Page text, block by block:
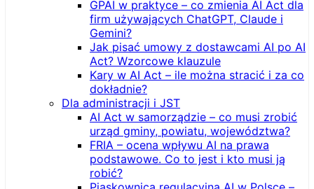
GPAI w praktyce – co zmienia AI Act dla
firm używających ChatGPT, Claude i
Gemini?
Jak pisać umowy z dostawcami AI po AI
Act? Wzorcowe klauzule
Kary w AI Act – ile można stracić i za co
dokładnie?
Dla administracji i JST
AI Act w samorządzie – co musi zrobić
urząd gminy, powiatu, województwa?
FRIA – ocena wpływu AI na prawa
podstawowe. Co to jest i kto musi ją
robić?